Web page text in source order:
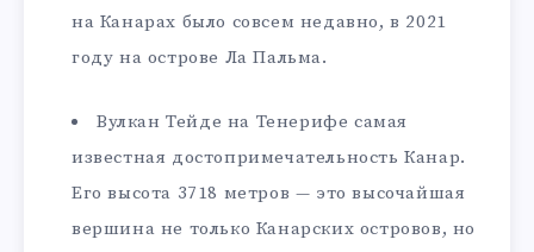
на Канарах было совсем недавно, в 2021
году на острове Ла Пальма.
Вулкан Тейде на Тенерифе самая
известная достопримечательность Канар.
Его высота 3718 метров — это высочайшая
вершина не только Канарских островов, но